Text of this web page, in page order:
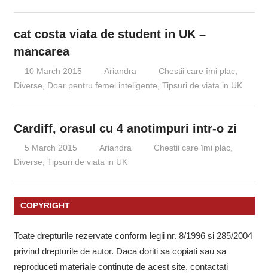
cat costa viata de student in UK –
mancarea
10 March 2015 Ariandra Chestii care îmi plac
Diverse
Doar pentru femei inteligente Tipsuri de viata in UK
Cardiff, orasul cu 4 anotimpuri intr-o zi
5 March 2015 Ariandra Chestii care îmi plac,
Diverse, Tipsuri de viata in UK
COPYRIGHT
Toate drepturile rezervate conform legii nr. 8/1996 si 285/2004
privind drepturile de autor. Daca doriti sa copiati sau sa
reproduceti materiale continute de acest site, contactati